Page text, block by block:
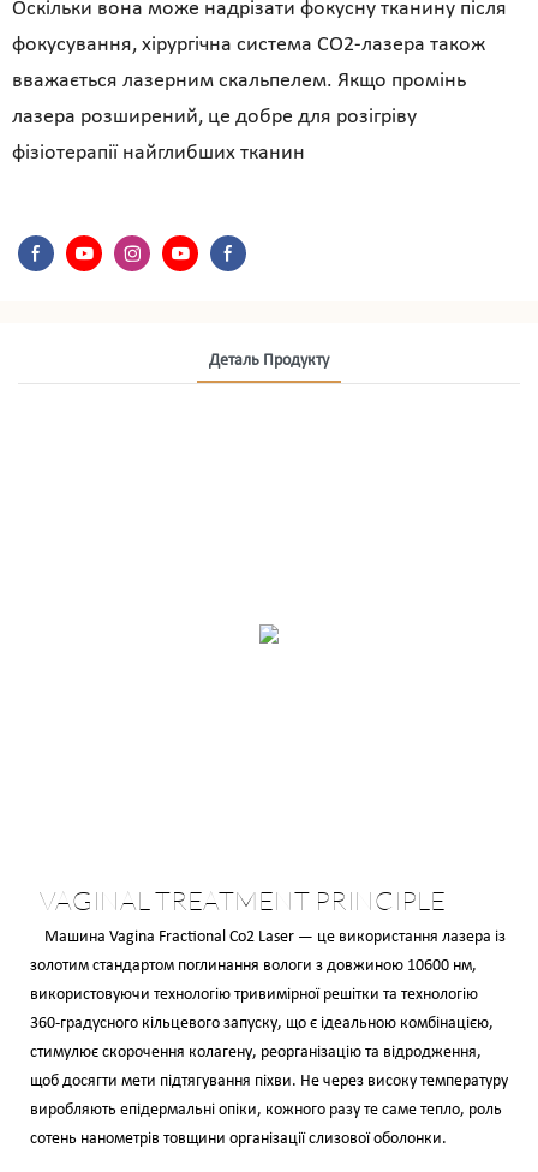
Оскільки вона може надрізати фокусну тканину після
фокусування, хірургічна система CO2-лазера також
вважається лазерним скальпелем. Якщо промінь
лазера розширений, це добре для розігріву
фізіотерапії найглибших тканин
Деталь Продукту
VAGINAL TREATMENT PRINCIPLE
Машина Vagina Fractional Co2 Laser — це використання лазера із
золотим стандартом поглинання вологи з довжиною 10600 нм,
використовуючи технологію тривимірної решітки та технологію
360-градусного кільцевого запуску, що є ідеальною комбінацією,
стимулює скорочення колагену, реорганізацію та відродження,
щоб досягти мети підтягування піхви. Не через високу температуру
виробляють епідермальні опіки, кожного разу те саме тепло, роль
сотень нанометрів товщини організації слизової оболонки.